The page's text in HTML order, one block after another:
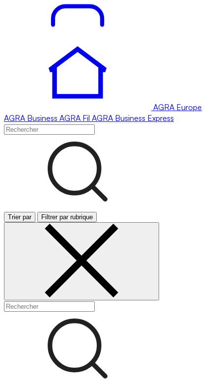
AGRA Europe
AGRA Business AGRA Fil AGRA Business Express
Trier par Filtrer par rubrique